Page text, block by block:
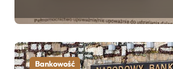
Przewodnik
Bankowość